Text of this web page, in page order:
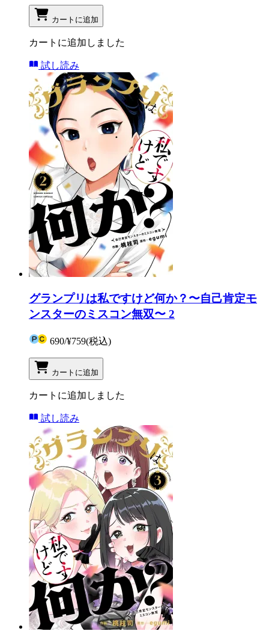
カートに追加
カートに追加しました
試し読み
グランプリは私ですけど何か？〜自己肯定モ
ンスターのミスコン無双〜 2
690/¥759(税込)
カートに追加
カートに追加しました
試し読み